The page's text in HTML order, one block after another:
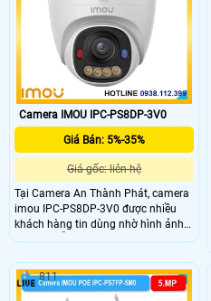
thoại hai chiều giúp giám sát rõ
ràng trong đêm tối.
Camera IMOU IPC-PS8DP-3V0
Giá Bán: 5%-35%
Giá gốc: liên hệ
Tại Camera An Thành Phát, camera
imou IPC-PS8DP-3V0 được nhiều
khách hàng tin dùng nhờ hình ảnh
sắc nét, hỗ trợ full màu ban đêm,
động bằng đèn chớp.
811